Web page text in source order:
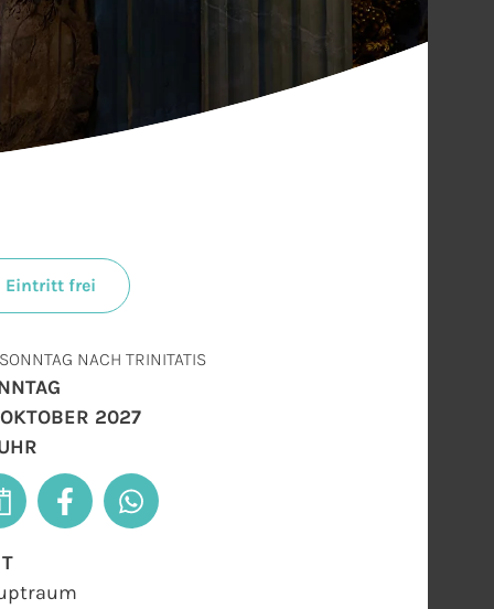
Eintritt frei
NACH TRINITATIS
2027